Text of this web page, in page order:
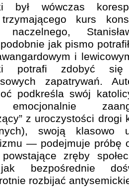
był wówczas
trzymającego kurs
naczelnego,
jak pismo
i
potrafi zdobyć
zapatrywań.
podkreśla swój
z uroczystości drogi
swoją klasowo
— podejmuje próbę
zręby
bezpośrednie
rozbijać